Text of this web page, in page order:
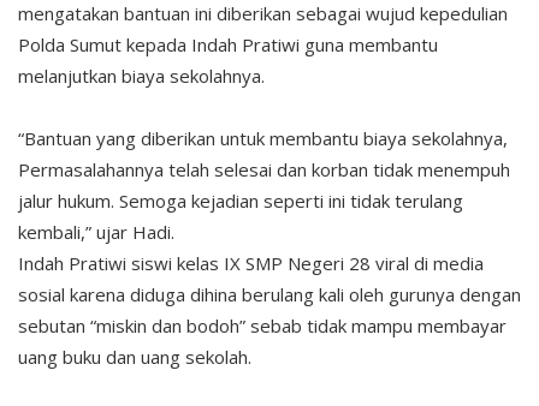
mengatakan bantuan ini diberikan sebagai wujud kepedulian
Polda Sumut kepada Indah Pratiwi guna membantu
melanjutkan biaya sekolahnya.
“Bantuan yang diberikan untuk membantu biaya sekolahnya,
Permasalahannya telah selesai dan korban tidak menempuh
jalur hukum. Semoga kejadian seperti ini tidak terulang
kembali,” ujar Hadi.
Indah Pratiwi siswi kelas IX SMP Negeri 28 viral di media
sosial karena diduga dihina berulang kali oleh gurunya dengan
sebutan “miskin dan bodoh” sebab tidak mampu membayar
uang buku dan uang sekolah.